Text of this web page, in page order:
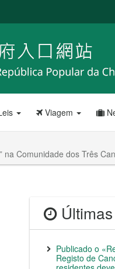
Viagem
na Comunidade dos Três
Publicado o
Registo de